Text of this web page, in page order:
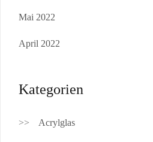
Mai 2022
April 2022
Kategorien
Acrylglas